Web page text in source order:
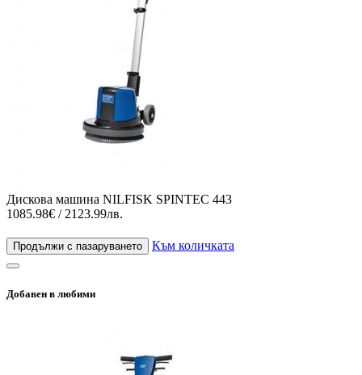
Дискова машина NILFISK SPINTEC 443
1085.98€ / 2123.99лв.
Продължи с пазаруването Към количката
Добавен в любими